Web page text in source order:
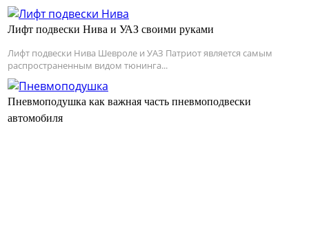
Лифт подвески Нива и УАЗ своими руками
Лифт подвески Нива Шевроле и УАЗ Патриот является самым
распространенным видом тюнинга...
Пневмоподушка как важная часть пневмоподвески
автомобиля